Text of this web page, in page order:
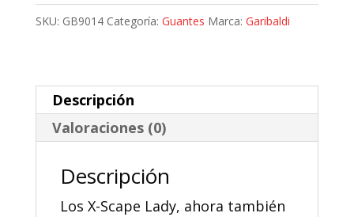
Lady
cantidad
SKU: GB9014 Categoría: Guantes Marca: Garibaldi
Descripción
Valoraciones (0)
Descripción
Los X-Scape Lady, ahora también